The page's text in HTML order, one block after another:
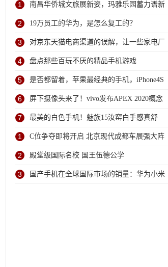
1 南昌华侨城文旅展新姿，玛雅乐园蓄力谱新
篇
2 19万员工的华为，是怎么复工的？
3 对京东天猫电商渠道的误解，让一些家电厂
商今后2年走向死胡同
4 盘点那些百玩不厌的精品手机游戏
5 是否都留着，苹果最经典的手机，iPhone4S
黑白情侣手机
6 屏下摄像头来了！vivo发布APEX 2020概念
手机
7 最美的白色手机！魅族15汝窑白手感真舒
服！完美的备用机
1 C位争夺即将开启 北京现代成都车展强大阵
容抢先看
2 殿堂级国际名校 国王伍德公学
3 国产手机在全球国际市场的销量：华为小米